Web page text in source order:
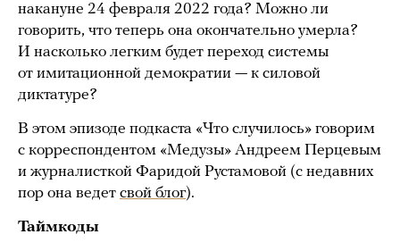
накануне 24 февраля 2022 года? Можно ли
говорить, что теперь она окончательно умерла?
И насколько легким будет переход системы
от имитационной демократии — к силовой
диктатуре?
В этом эпизоде подкаста «Что случилось» говорим
с корреспондентом «Медузы» Андреем Перцевым
и журналисткой Фаридой Рустамовой (с недавних
пор она ведет свой блог).
Таймкоды